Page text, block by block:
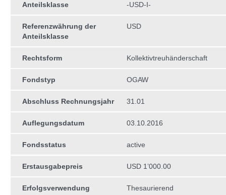
Anteilsklasse -USD-I-
Referenzwährung der
Anteilsklasse
USD
Rechtsform Kollektivtreuhän­derschaft
Fondstyp OGAW
Abschluss Rechnungsjahr 31.01
Auflegungsdatum 03.10.2016
Fondsstatus active
Erstausgabepreis USD 1’000.00
Erfolgsverwendung Thesaurierend